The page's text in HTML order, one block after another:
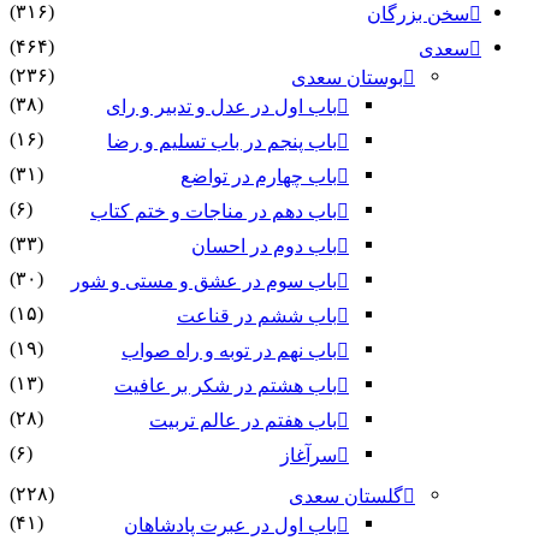
سخن بزرگان
(۳۱۶)
سعدی
(۴۶۴)
بوستان سعدی
(۲۳۶)
باب اول در عدل و تدبیر و رای
(۳۸)
باب پنجم در باب تسلیم و رضا
(۱۶)
باب چهارم در تواضع
(۳۱)
باب دهم در مناجات و ختم کتاب
(۶)
باب دوم در احسان
(۳۳)
باب سوم در عشق و مستی و شور
(۳۰)
باب ششم در قناعت
(۱۵)
باب نهم در توبه و راه صواب
(۱۹)
باب هشتم در شکر بر عافیت
(۱۳)
باب هفتم در عالم تربیت
(۲۸)
سرآغاز
(۶)
گلستان سعدی
(۲۲۸)
باب اول در عبرت پادشاهان
(۴۱)